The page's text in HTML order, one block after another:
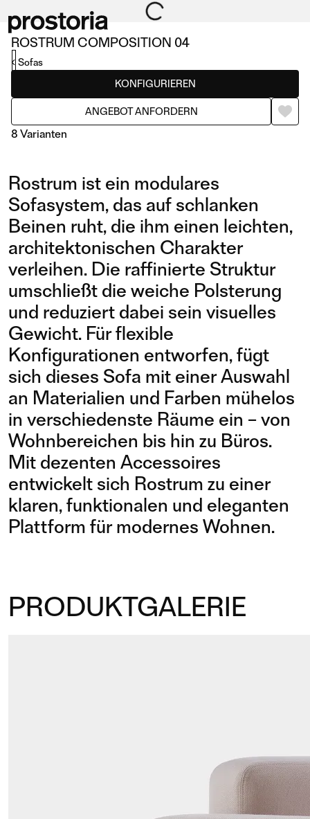
ROSTRUM COMPOSITION 04
KONFIGURIEREN
ANGEBOT ANFORDERN
8 Varianten
COMPOSITION 04 COMPOSITION 21
Sofas
Rostrum ist ein modulares
Sofasystem, das auf schlanken
Beinen ruht, die ihm einen leichten,
architektonischen Charakter
verleihen. Die raffinierte Struktur
umschließt die weiche Polsterung
und reduziert dabei sein visuelles
Gewicht. Für flexible
Konfigurationen entworfen, fügt
sich dieses Sofa mit einer Auswahl
an Materialien und Farben mühelos
in verschiedenste Räume ein – von
Wohnbereichen bis hin zu Büros.
Mit dezenten Accessoires
entwickelt sich Rostrum zu einer
klaren, funktionalen und eleganten
Plattform für modernes Wohnen.
PRODUKTGALERIE